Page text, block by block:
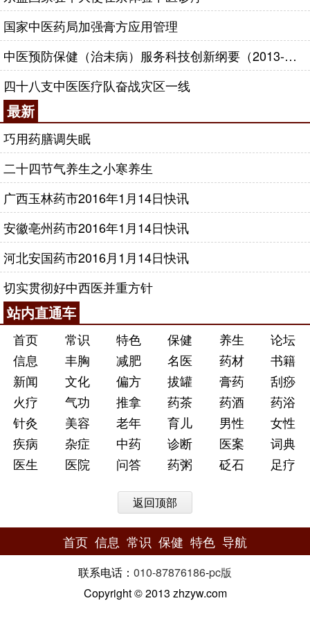
国家中医药局加强膏方应用管理
中医预防保健（治未病）服务科技创新纲要（2013-2020年）
四十八支中医医疗队奋战灾区一线
最新
巧用药膳调失眠
二十四节气养生之小寒养生
广西玉林药市2016年1月14日快讯
安徽亳州药市2016年1月14日快讯
河北安国药市2016月1月14日快讯
切实贯彻好中西医并重方针
站内直通车
首页 常识 特色 保健 养生
论坛
信息
丰胸 减肥 名医 药材
书籍
新闻
文化 偏方 拔罐 膏药
刮痧
火疗
气功 推拿 药茶 药酒
药浴
针灸
美容 老年 育儿 男性
女性
疾病
杂症 中药 诊断 医案
词典
医生
医院 问答 药粥 砭石 足疗
返回顶部
首页 信息 常识 保健 特色 导航
联系电话： 010-87876186-pc版
Copyright © 2013 zhzyw.com